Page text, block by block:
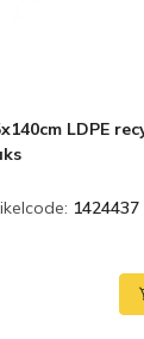
LDPE
1424437